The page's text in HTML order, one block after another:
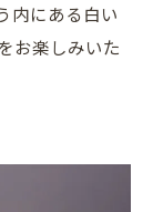
内にある白い
お楽しみいた